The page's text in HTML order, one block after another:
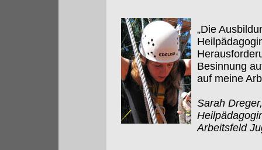
„Die
Besinnung
auf meine
Sarah
Arbeitsfeld